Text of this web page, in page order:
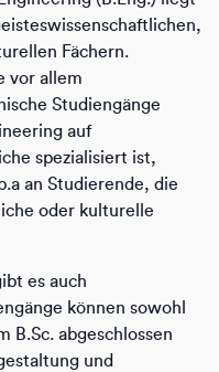
Fächern.
vor allem
Studiengänge
auf
spezialisiert ist,
an Studierende, die
oder kulturelle
es auch
können sowohl
B.Sc. abgeschlossen
und